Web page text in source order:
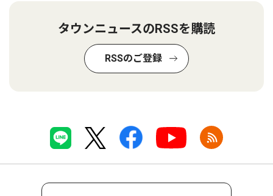
タウンニュースのRSSを購読
RSSのご登録